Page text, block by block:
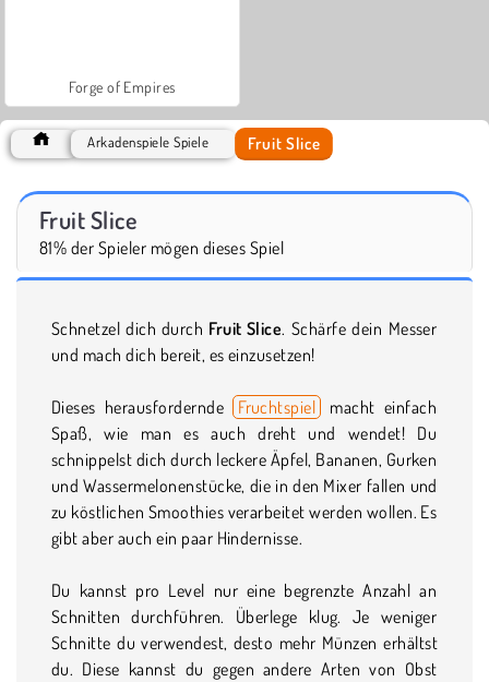
Forge of Empires
Arkadenspiele Spiele Fruit Slice
Fruit Slice
81% der Spieler mögen dieses Spiel
Schnetzel dich durch Fruit Slice. Schärfe dein Messer
und mach dich bereit, es einzusetzen!
Dieses herausfordernde Fruchtspiel
macht einfach
Spaß, wie man es auch dreht und wendet! Du
schnippelst dich durch leckere Äpfel, Bananen, Gurken
und Wassermelonenstücke, die in den Mixer fallen und
zu köstlichen Smoothies verarbeitet werden wollen. Es
gibt aber auch ein paar Hindernisse.
Du kannst pro Level nur eine begrenzte Anzahl an
Schnitten durchführen. Überlege klug. Je weniger
Schnitte du verwendest, desto mehr Münzen erhältst
du. Diese kannst du gegen andere Arten von Obst